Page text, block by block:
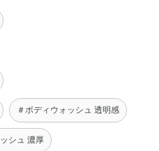
＃ボディウォッシュ 透明感
シュ 濃厚